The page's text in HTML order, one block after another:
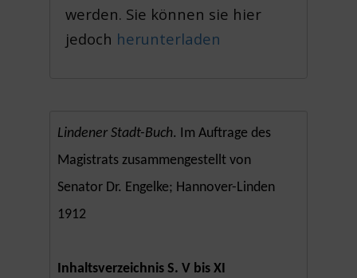
werden. Sie können sie hier
jedoch herunterladen
Lindener Stadt-Buch. Im Auftrage des
Magistrats zusammengestellt von
Senator Dr. Engelke; Hannover-Linden
1912
Inhaltsverzeichnis S. V bis XI